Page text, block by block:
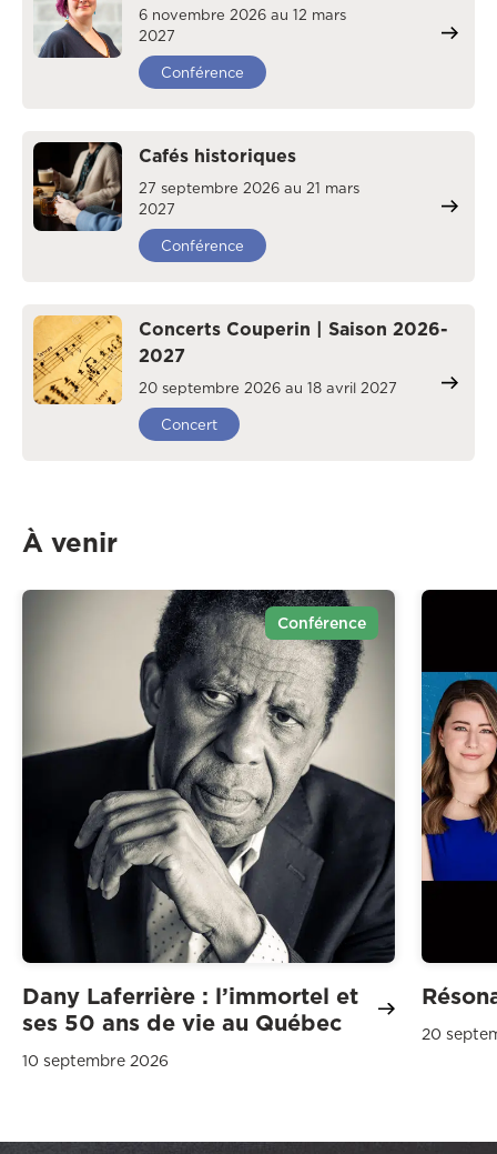
6 novembre 2026 au 12 mars
2027
Conférence
Cafés historiques
27 septembre 2026 au 21 mars
2027
Conférence
Concerts Couperin | Saison 2026-
2027
20 septembre 2026 au 18 avril 2027
Concert
À venir
Conférence
Dany Laferrière : l’immortel et
ses 50 ans de vie au Québec
10 septembre 2026
20